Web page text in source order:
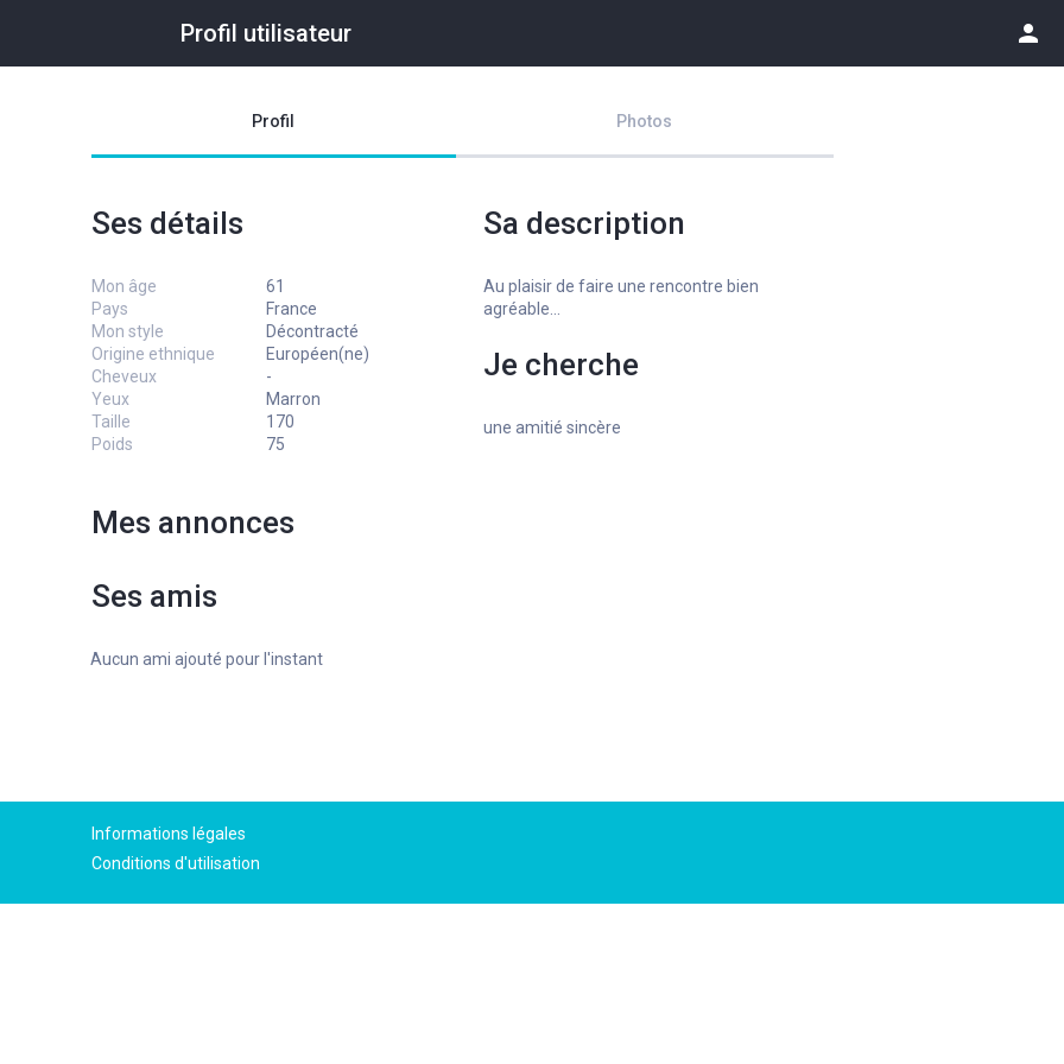
Profil utilisateur person
Profil Photos
Ses détails
Mon âge
61
Pays
France
Mon style
Décontracté
Origine ethnique
Européen(ne)
Cheveux
-
Yeux
Marron
Taille
170
Poids
75
Sa description
Au plaisir de faire une rencontre bien
agréable...
Je cherche
une amitié sincère
Mes annonces
Ses amis
Aucun ami ajouté pour l'instant
Informations légales
Conditions d'utilisation